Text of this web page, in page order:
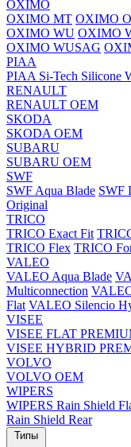
OXIMO
OXIMO MT OXIMO
OXIMO WU OXIMO
OXIMO WUSAG
PIAA
PIAA Si-Tech Silicone
RENAULT
RENAULT OEM
SKODA
SKODA OEM
SUBARU
SUBARU OEM
SWF
SWF Aqua Blade SWF
Original
TRICO
TRICO Exact Fit
TRICO Flex TRICO
VALEO
VALEO Aqua Blade
Multiconnection
Flat VALEO Silencio
VISEE
VISEE FLAT
VISEE HYBRID
VOLVO
VOLVO OEM
WIPERS
WIPERS Rain Shield
Rain Shield Rear
Типы